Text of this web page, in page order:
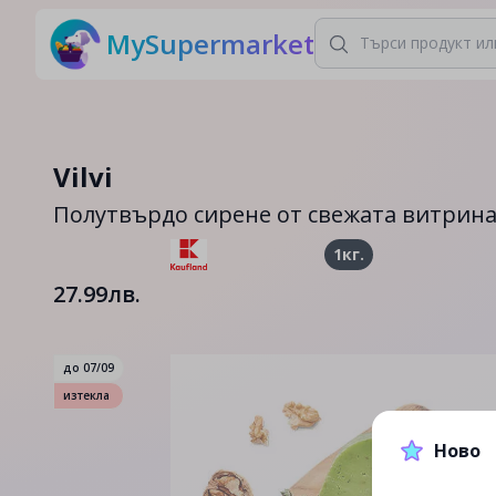
MySupermarket
Vilvi
Полутвърдо сирене от свежата витрина
1кг.
27.99лв.
до 07/09
изтекла
Ново